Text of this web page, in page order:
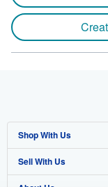
Shop With Us
Advanced Search
Sell With Us